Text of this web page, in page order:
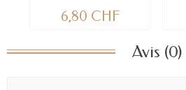
6,80 CHF
Avis (0)